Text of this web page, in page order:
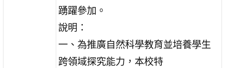
踴躍參加。
說明：
一、為推廣自然科學教育並培養學生
跨領域探究能力，本校特